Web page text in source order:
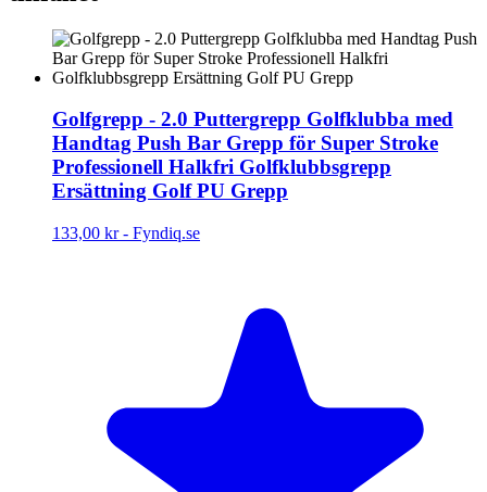
Golfgrepp - 2.0 Puttergrepp Golfklubba med
Handtag Push Bar Grepp för Super Stroke
Professionell Halkfri Golfklubbsgrepp
Ersättning Golf PU Grepp
133,00 kr- Fyndiq.se